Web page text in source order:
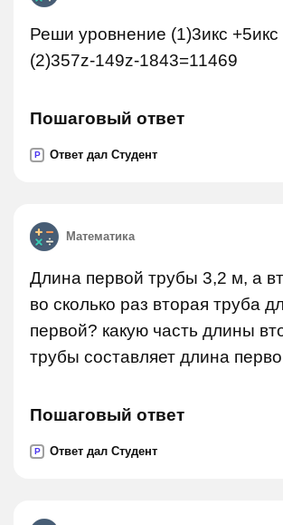
Реши уровнение (1)3икс
(2)357z-149z-1843=11469
Пошаговый ответ
P Ответ дал Студент
Математика
Длина первой трубы 3,2 м, а
во сколько раз вторая труба
первой? какую часть длины
трубы составляет длина
Пошаговый ответ
P Ответ дал Студент